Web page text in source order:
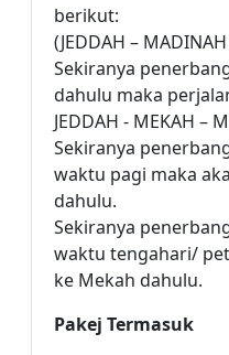
berikut:
(JEDDAH –
Sekiranya
dahulu maka
JEDDAH - MEKAH –
Sekiranya
waktu pagi maka
dahulu.
Sekiranya
waktu tengahari/
ke Mekah dahulu.
Pakej Termasuk